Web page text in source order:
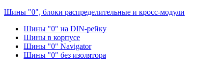
Шины "0", блоки распределительные и кросс-модули
Шины "0" на DIN-рейку
Шины в корпусе
Шины "0" Navigator
Шины "0" без изолятора